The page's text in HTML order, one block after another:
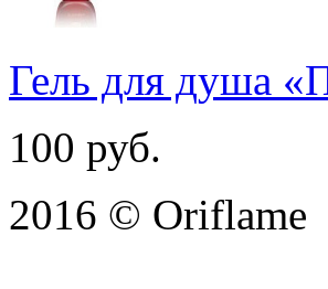
Гель для душа
100 руб.
2016 © Oriflame